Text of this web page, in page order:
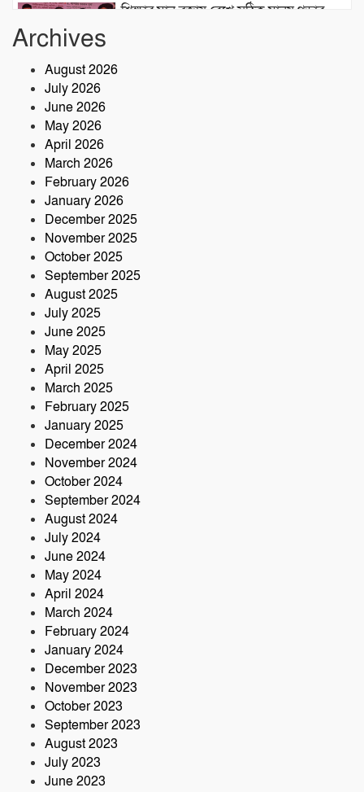
শিক্ষার মান বজায় রেখে সঠিক মানুষ গড়ার
নরসিংদীতে অনুমোদনহীন মোটরসাইকেল
সংযোজন কারখানা : সরকারের রাজস্ব ক্ষতির
আশঙ্কা
কৃষক ও গ্রামীণ অর্থনীতি বদলে দিতে পলাশে
Archives
August 2026
July 2026
June 2026
May 2026
April 2026
March 2026
February 2026
January 2026
December 2025
November 2025
October 2025
September 2025
August 2025
July 2025
June 2025
May 2025
April 2025
March 2025
February 2025
January 2025
December 2024
November 2024
October 2024
September 2024
August 2024
July 2024
June 2024
May 2024
April 2024
March 2024
February 2024
January 2024
December 2023
November 2023
October 2023
September 2023
August 2023
July 2023
June 2023